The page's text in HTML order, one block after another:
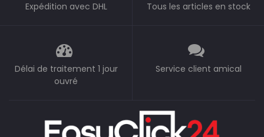
Expédition avec DHL Tous les articles en stock
Délai de traitement 1 jour
ouvré
Service client amical